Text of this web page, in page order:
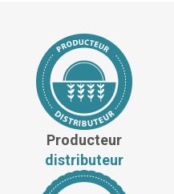
Producteur
distributeur